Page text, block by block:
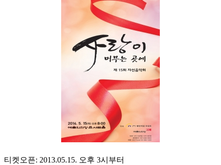
티켓오픈: 2013.05.15. 오후 3시부터